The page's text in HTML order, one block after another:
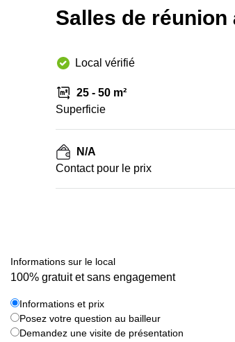
Salles de
Local vérifié
25 - 50 m²
Superficie
N/A
Contact pour le prix
Informations sur le local
100% gratuit et sans engagement
Informations et prix
Posez votre question au bailleur
Demandez une visite de présentation